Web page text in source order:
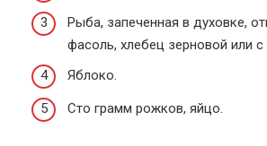
Рыба, запеченная в духовке,
фасоль, хлебец зерновой или с
Яблоко.
Сто грамм рожков, яйцо.